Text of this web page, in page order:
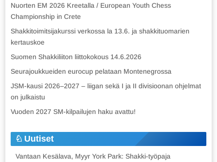
Nuorten EM 2026 Kreetalla / European Youth Chess
Championship in Crete
Shakkitoimitsijakurssi verkossa la 13.6. ja shakkituomarien
kertauskoe
Suomen Shakkiliiton liittokokous 14.6.2026
Seurajoukkueiden eurocup pelataan Montenegrossa
JSM-kausi 2026–2027 – liigan sekä I ja II divisioonan ohjelmat
on julkaistu
Vuoden 2027 SM-kilpailujen haku avattu!
Uutiset
Vantaan Kesälava, Myyr York Park: Shakki-työpaja